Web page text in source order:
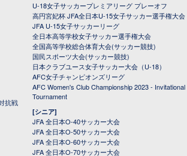
抗戦
U-18女子サッカープレミアリーグ プレーオフ
高円宮妃杯 JFA全日本U-15女子サッカー選手権大会
JFA U-15女子サッカーリーグ
全日本高等学校女子サッカー選手権大会
全国高等学校総合体育大会(サッカー競技)
国民スポーツ大会(サッカー競技)
日本クラブユース女子サッカー大会（U-18）
AFC女子チャンピオンズリーグ
AFC Women's Club Championship 2023 - Invitational
Tournament
[シニア]
JFA 全日本O-40サッカー大会
JFA 全日本O-50サッカー大会
JFA 全日本O-60サッカー大会
JFA 全日本O-70サッカー大会